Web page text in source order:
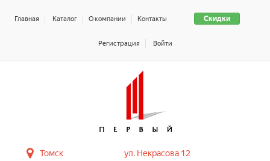
Скидки
Главная Каталог О компании Контакты
Регистрация Войти
Томск
ул. Некрасова 12